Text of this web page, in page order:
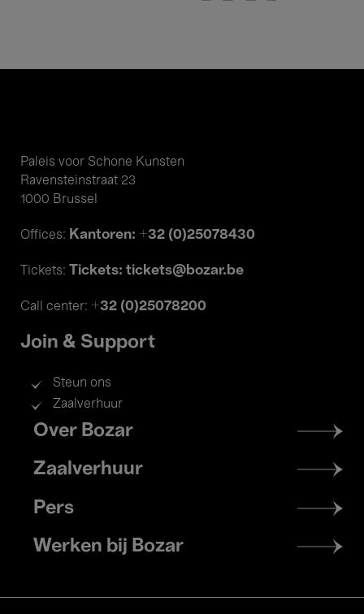
Paleis voor Schone Kunsten
Ravensteinstraat 23
1000 Brussel
Offices: Kantoren: +32 (0)25078430
Tickets: Tickets: tickets@bozar.be
Call center: +32 (0)25078200
Join & Support
Steun ons
Zaalverhuur
Footer
menu
Over Bozar
Zaalverhuur
Pers
Werken bij Bozar